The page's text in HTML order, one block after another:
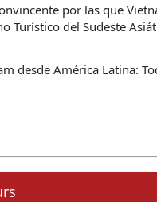
por las que
Turístico del Sudeste
desde América Latina: